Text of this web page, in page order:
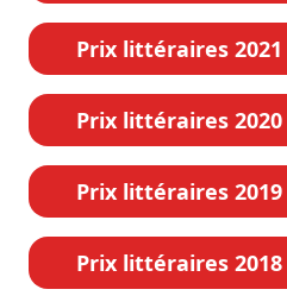
Prix littéraires 2021
Prix littéraires 2020
Prix littéraires 2019
Prix littéraires 2018